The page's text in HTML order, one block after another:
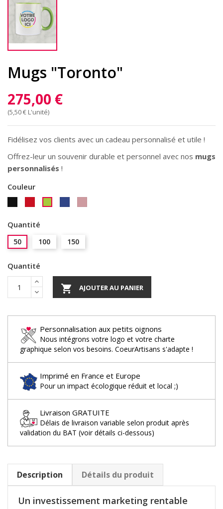
Mugs "Toronto"
275,00 €
(5,50 € L'unité)
Fidélisez vos clients avec un cadeau personnalisé et utile !
Offrez-leur un souvenir durable et personnel avec nos mugs
personnalisés !
Couleur
Quantité
50 100 150
Quantité
 AJOUTER AU PANIER
Personnalisation aux petits oignons
Nous intégrons votre logo et votre charte
graphique selon vos besoins. CoeurArtisans s'adapte !
Imprimé en France et Europe
Pour un impact écologique réduit et local ;)
Livraison GRATUITE
Délais de livraison variable selon produit après
validation du BAT (voir détails ci-dessous)
Description Détails du produit
Un investissement marketing rentable